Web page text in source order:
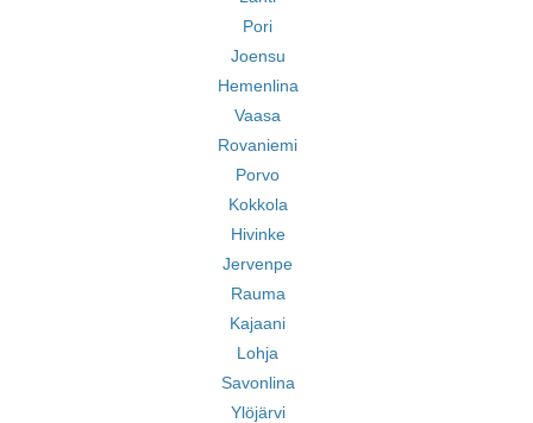
Pori
Joensu
Hemenlina
Vaasa
Rovaniemi
Porvo
Kokkola
Hivinke
Jervenpe
Rauma
Kajaani
Lohja
Savonlina
Ylöjärvi